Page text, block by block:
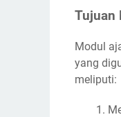
Tujuan
Modul
yang
meliputi: